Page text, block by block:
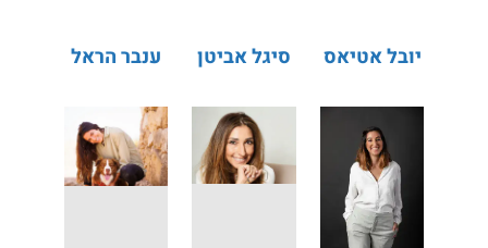
יובל אטיאס סיגל אביטן ענבר הראל